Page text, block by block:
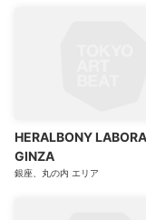
HERALBONY
GINZA
銀座、丸の内 エリア